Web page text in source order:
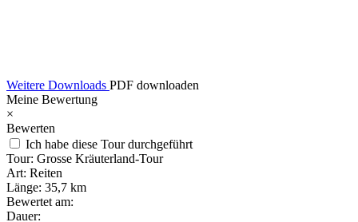
Weitere Downloads PDF downloaden
Meine Bewertung
×
Bewerten
Ich habe diese Tour durchgeführt
Tour: Grosse Kräuterland-Tour
Art: Reiten
Länge: 35,7 km
Bewertet am:
Dauer: